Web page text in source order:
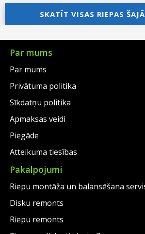
was:
€91.00.
price
is:
€69.00.
SKATĪT VISAS RIEPAS
Par mums
Par mums
Privātuma politika
Sīkdatņu politika
Apmaksas veidi
Piegāde
Atteikuma tiesības
Pakalpojumi
Riepu montāža un balansēšana
Disku remonts
Riepu remonts